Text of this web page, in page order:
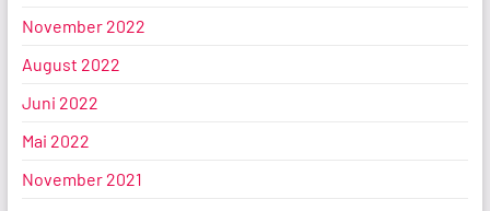
November 2022
August 2022
Juni 2022
Mai 2022
November 2021